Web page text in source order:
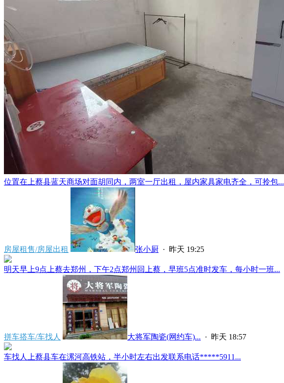
位置在上蔡县蓝天商场对面胡同内，两室一厅出租，屋内家具家电齐全，可拎包...
房屋租售/房屋出租 张小厨 · 昨天 19:25
明天早上9点上蔡去郑州，下午2点郑州回上蔡，早班5点准时发车，每小时一班...
拼车搭车/车找人 大将军陶瓷(网约车)... · 昨天 18:57
车找人上蔡县车在漯河高铁站，半小时左右出发联系电话*****5911...